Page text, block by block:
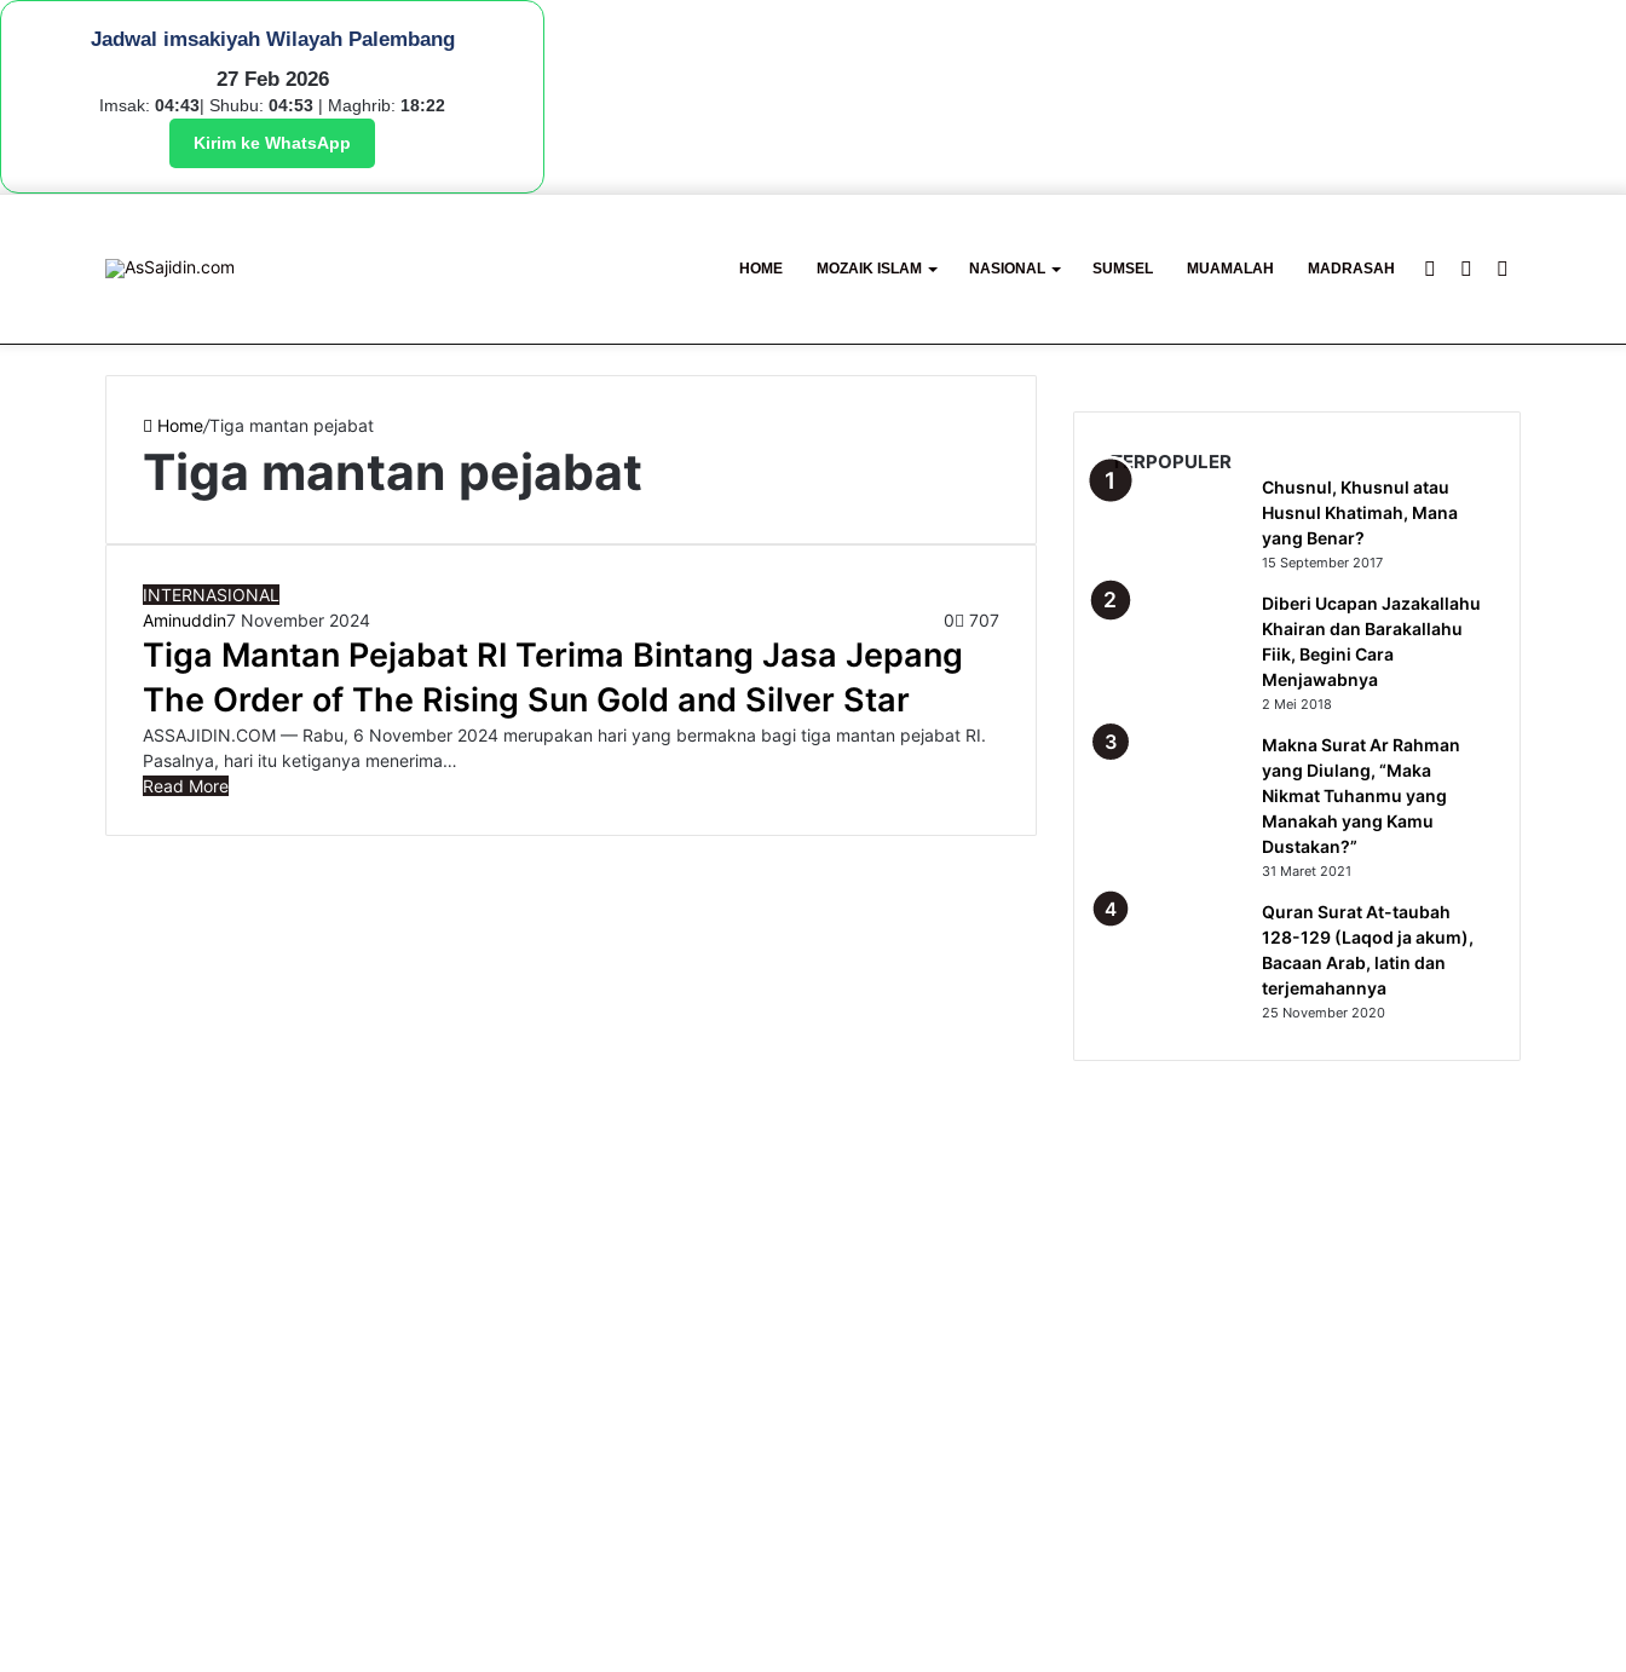
Jadwal imsakiyah Wilayah Palembang
27 Feb 2026
Imsak: 04:43| Shubu: 04:53 | Maghrib: 18:22
Kirim ke WhatsApp
HOME MOZAIK ISLAM NASIONAL SUMSEL MUAMALAH MADRASAH
for
Baca
Berita
Log
In
Home/Tiga mantan pejabat
Tiga mantan pejabat
INTERNASIONAL
Aminuddin7 November 2024 0 707
Tiga Mantan Pejabat RI Terima Bintang Jasa Jepang
The Order of The Rising Sun Gold and Silver Star
ASSAJIDIN.COM — Rabu, 6 November 2024 merupakan hari yang bermakna bagi tiga mantan pejabat RI.
Pasalnya, hari itu ketiganya menerima…
Read More
TERPOPULER
Chusnul, Khusnul atau
Husnul Khatimah, Mana
yang Benar?
15 September 2017
Diberi Ucapan Jazakallahu
Khairan dan Barakallahu
Fiik, Begini Cara
Menjawabnya
2 Mei 2018
Makna Surat Ar Rahman
yang Diulang, “Maka
Nikmat Tuhanmu yang
Manakah yang Kamu
Dustakan?”
31 Maret 2021
Quran Surat At-taubah
128-129 (Laqod ja akum),
Bacaan Arab, latin dan
terjemahannya
25 November 2020